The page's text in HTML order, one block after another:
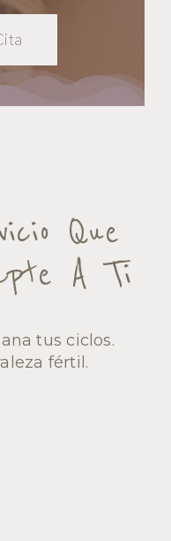
Que
A Ti
tus ciclos.
fértil.